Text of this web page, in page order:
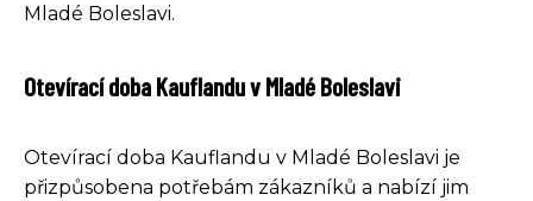
Mladé Boleslavi.
Otevírací doba Kauflandu v Mladé Boleslavi
Otevírací doba Kauflandu v Mladé Boleslavi je
přizpůsobena potřebám zákazníků a nabízí jim